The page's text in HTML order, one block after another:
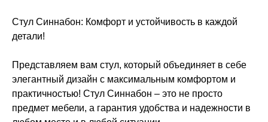
Стул Синнабон: Комфорт и устойчивость в каждой
детали!
Представляем вам стул, который объединяет в себе
элегантный дизайн с максимальным комфортом и
практичностью! Стул Синнабон – это не просто
предмет мебели, а гарантия удобства и надежности в